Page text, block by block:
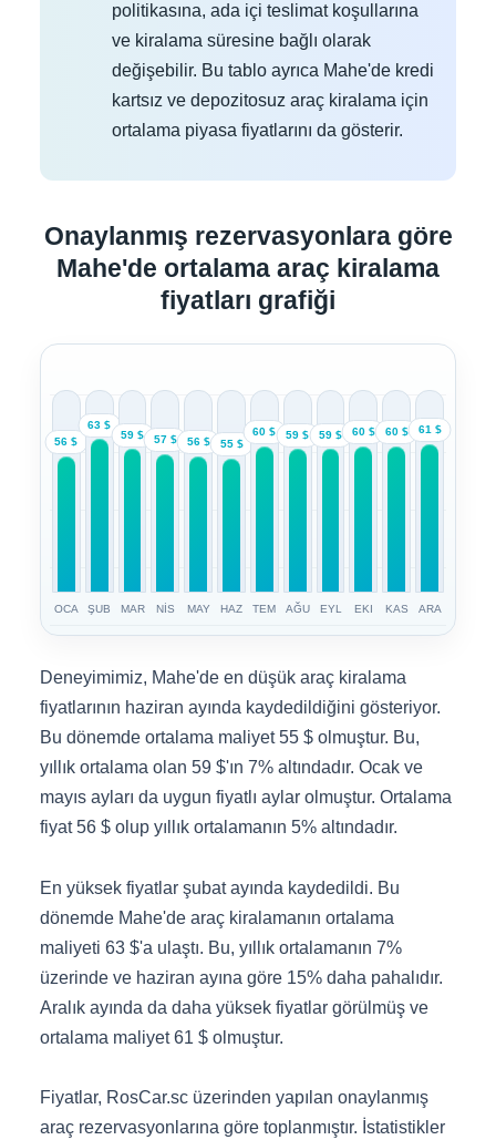
politikasına, ada içi teslimat koşullarına
ve kiralama süresine bağlı olarak
değişebilir. Bu tablo ayrıca Mahe'de kredi
kartsız ve depozitosuz araç kiralama için
ortalama piyasa fiyatlarını da gösterir.
Onaylanmış rezervasyonlara göre
Mahe'de ortalama araç kiralama
fiyatları grafiği
56 $
OCA
63 $
ŞUB
59 $
MAR
57 $
NİS
56 $
MAY
55 $
HAZ
60 $
TEM
59 $
AĞU
59 $
EYL
60 $
EKI
60 $
KAS
61 $
ARA
Deneyimimiz, Mahe'de en düşük araç kiralama
fiyatlarının haziran ayında kaydedildiğini gösteriyor.
Bu dönemde ortalama maliyet 55 $ olmuştur. Bu,
yıllık ortalama olan 59 $'ın 7% altındadır. Ocak ve
mayıs ayları da uygun fiyatlı aylar olmuştur. Ortalama
fiyat 56 $ olup yıllık ortalamanın 5% altındadır.
En yüksek fiyatlar şubat ayında kaydedildi. Bu
dönemde Mahe'de araç kiralamanın ortalama
maliyeti 63 $'a ulaştı. Bu, yıllık ortalamanın 7%
üzerinde ve haziran ayına göre 15% daha pahalıdır.
Aralık ayında da daha yüksek fiyatlar görülmüş ve
ortalama maliyet 61 $ olmuştur.
Fiyatlar, RosCar.sc üzerinden yapılan onaylanmış
araç rezervasyonlarına göre toplanmıştır. İstatistikler